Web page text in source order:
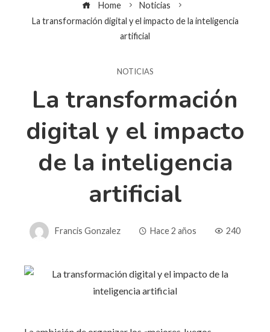
Home
Noticias
La transformación digital y el impacto de la inteligencia
artificial
NOTICIAS
La transformación
digital y el impacto
de la inteligencia
artificial
Francis Gonzalez Hace 2 años 240